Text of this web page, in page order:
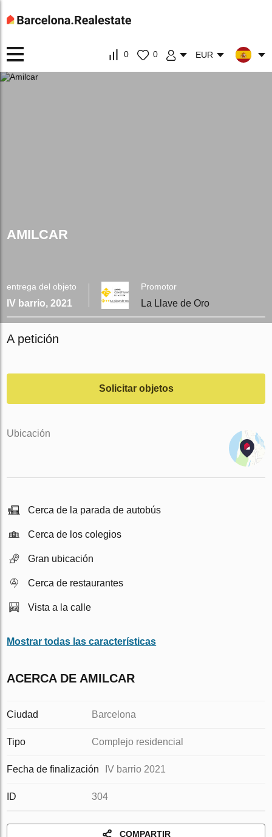
0 0 EUR
AMILCAR
entrega del objeto
IV barrio, 2021
Promotor
La Llave de Oro
A petición
Solicitar objetos
Ubicación
Cerca de la parada de autobús
Cerca de los colegios
Gran ubicación
Cerca de restaurantes
Vista a la calle
Mostrar todas las características
ACERCA DE AMILCAR
Ciudad Barcelona
Tipo Complejo residencial
Fecha de finalización IV barrio 2021
ID 304
COMPARTIR